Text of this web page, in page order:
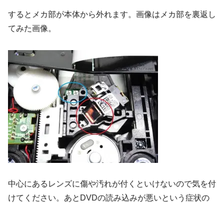
するとメカ部が本体から外れます。画像はメカ部を裏返し
てみた画像。
中心にあるレンズに傷や汚れが付くといけないので気を付
けてください。あとDVDの読み込みが悪いという症状の